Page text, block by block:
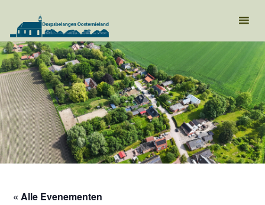
« Alle Evenementen